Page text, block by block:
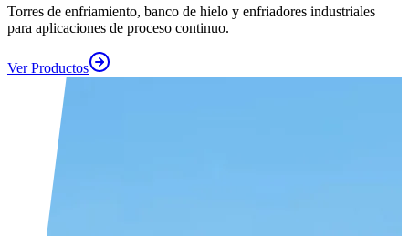
Torres de enfriamiento, banco de hielo y enfriadores industriales
para aplicaciones de proceso continuo.
Ver Productos